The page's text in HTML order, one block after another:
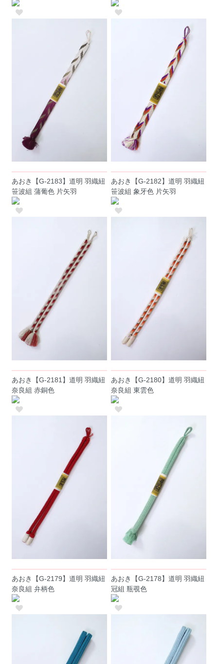
あおき【G-2183】道明 羽織紐
笹波組 蒲葡色 片矢羽
あおき【G-2182】道明 羽織紐
笹波組 象牙色 片矢羽
あおき【G-2181】道明 羽織紐
奈良組 赤銅色
あおき【G-2180】道明 羽織紐
奈良組 東雲色
あおき【G-2179】道明 羽織紐
奈良組 弁柄色
あおき【G-2178】道明 羽織紐
冠組 瓶覗色